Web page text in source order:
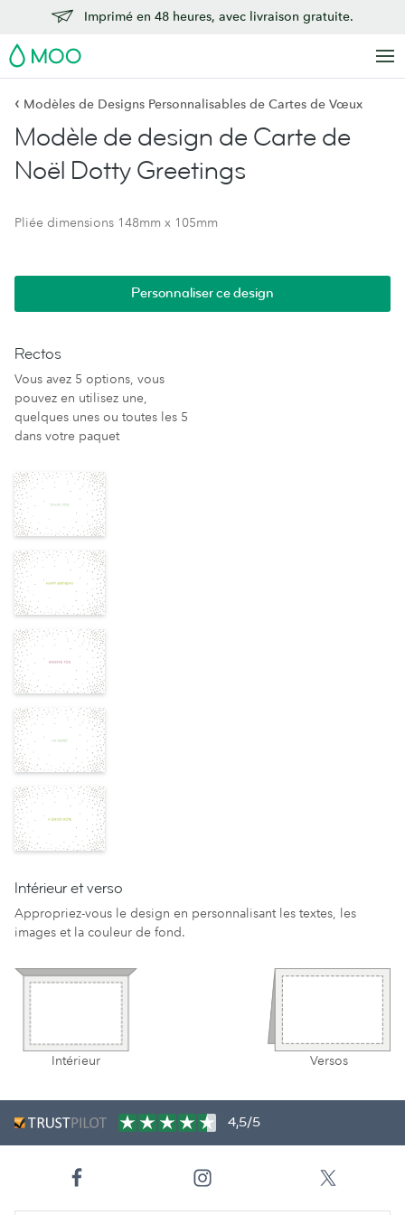
Imprimé en 48 heures, avec livraison gratuite.
MOO
‹ Modèles de Designs Personnalisables de Cartes de Vœux
Modèle de design de Carte de
Noël Dotty Greetings
Pliée dimensions 148mm x 105mm
Personnaliser ce design
Rectos
Vous avez 5 options, vous
pouvez en utilisez une,
quelques unes ou toutes les 5
dans votre paquet
Intérieur et verso
Appropriez-vous le design en personnalisant les textes, les
images et la couleur de fond.
Intérieur Versos
4,5/5